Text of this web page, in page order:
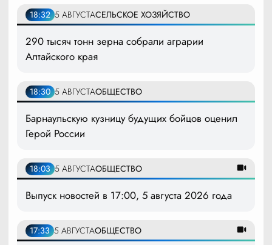
18:32 5 АВГУСТАСЕЛЬСКОЕ ХОЗЯЙСТВО
290 тысяч тонн зерна собрали аграрии
Алтайского края
18:30 5 АВГУСТАОБЩЕСТВО
Барнаульскую кузницу будущих бойцов оценил
Герой России
18:03 5 АВГУСТАОБЩЕСТВО
Выпуск новостей в 17:00, 5 августа 2026 года
17:33 5 АВГУСТАОБЩЕСТВО